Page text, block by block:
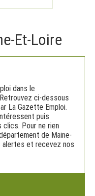
Et-Loire
dans le
ci-dessous
La Gazette Emploi.
puis
Pour ne rien
de Maine-
alertes et recevez nos